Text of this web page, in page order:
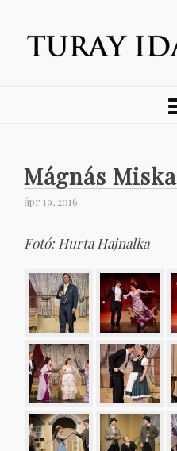
Mágnás Miska
ápr 19, 2016
Fotó: Hurta Hajnalka